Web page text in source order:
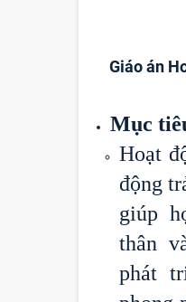
Giáo án
Mục
Hoạt
động
giúp
thân
phát